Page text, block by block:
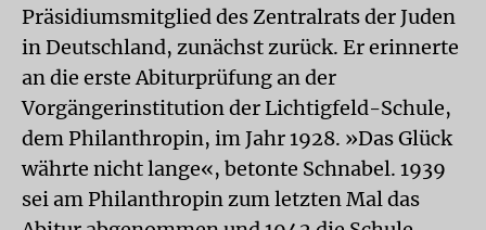
Präsidiumsmitglied des Zentralrats der Juden
in Deutschland, zunächst zurück. Er erinnerte
an die erste Abiturprüfung an der
Vorgängerinstitution der Lichtigfeld-Schule,
dem Philanthropin, im Jahr 1928. »Das Glück
währte nicht lange«, betonte Schnabel. 1939
sei am Philanthropin zum letzten Mal das